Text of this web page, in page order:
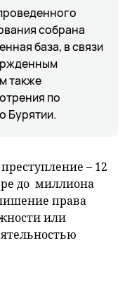
собрана
база, в связи
также
по
Бурятии.
– 12
до миллиона
права
или